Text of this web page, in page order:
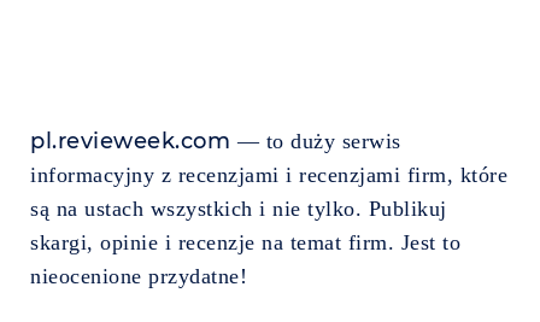
pl.revieweek.com — to duży serwis
informacyjny z recenzjami i recenzjami firm, które
są na ustach wszystkich i nie tylko. Publikuj
skargi, opinie i recenzje na temat firm. Jest to
nieocenione przydatne!